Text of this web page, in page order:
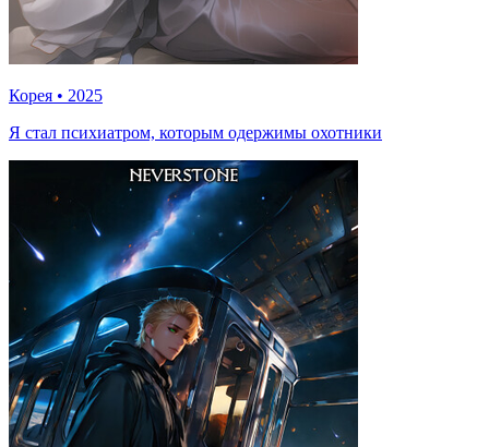
Корея • 2025
Я стал психиатром, которым одержимы охотники